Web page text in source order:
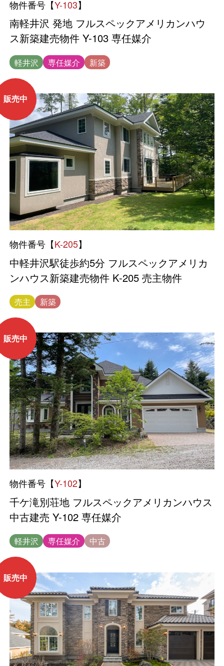
物件番号【Y-103】
南軽井沢 発地 フルスペックアメリカンハウ
ス新築建売物件 Y-103 専任媒介
軽井沢 専任媒介 新築
販売中
物件番号【K-205】
中軽井沢駅徒歩約5分 フルスペックアメリカ
ンハウス新築建売物件 K-205 売主物件
売主 新築
販売中
物件番号【Y-102】
千ケ滝別荘地 フルスペックアメリカンハウス
中古建売 Y-102 専任媒介
軽井沢 専任媒介 中古
販売中